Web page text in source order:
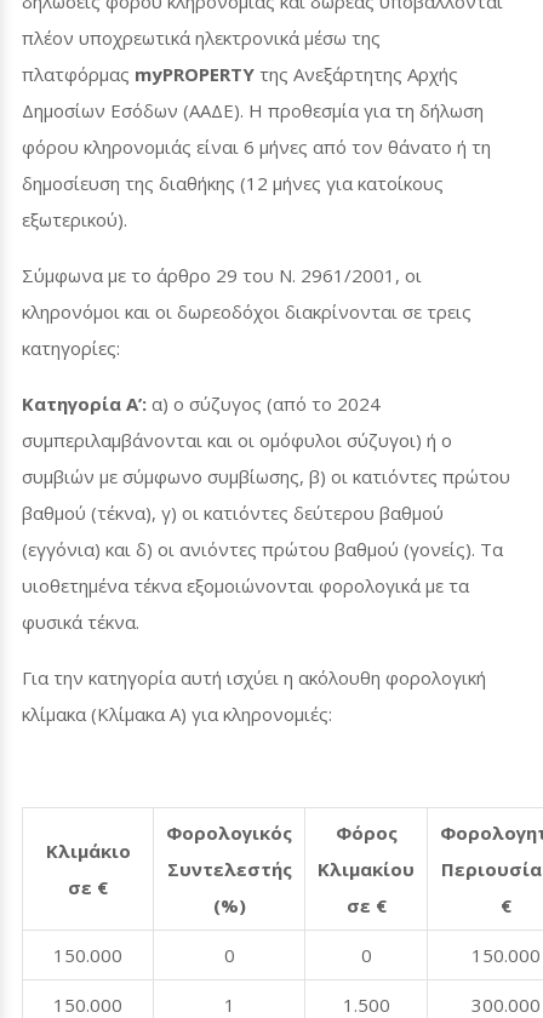
πλέον υποχρεωτικά ηλεκτρονικά μέσω της
πλατφόρμας myPROPERTY της Ανεξάρτητης Αρχής
Δημοσίων Εσόδων (ΑΑΔΕ). Η προθεσμία για τη δήλωση
φόρου κληρονομιάς είναι 6 μήνες από τον θάνατο ή τη
δημοσίευση της διαθήκης (12 μήνες για κατοίκους
εξωτερικού).
Σύμφωνα με το άρθρο 29 του Ν. 2961/2001, οι
κληρονόμοι και οι δωρεοδόχοι διακρίνονται σε τρεις
κατηγορίες:
Κατηγορία Α’: α) ο σύζυγος (από το 2024
συμπεριλαμβάνονται και οι ομόφυλοι σύζυγοι) ή ο
συμβιών με σύμφωνο συμβίωσης, β) οι κατιόντες πρώτου
βαθμού (τέκνα), γ) οι κατιόντες δεύτερου βαθμού
(εγγόνια) και δ) οι ανιόντες πρώτου βαθμού (γονείς). Τα
υιοθετημένα τέκνα εξομοιώνονται φορολογικά με τα
φυσικά τέκνα.
Για την κατηγορία αυτή ισχύει η ακόλουθη φορολογική
κλίμακα (Κλίμακα Α) για κληρονομιές:
Κλιμάκιο
σε €
Φορολογικός
Συντελεστής
(%)
Φόρος
Κλιμακίου
σε €
€
150.000 0 0 150.000
150.000 1 1.500 300.000